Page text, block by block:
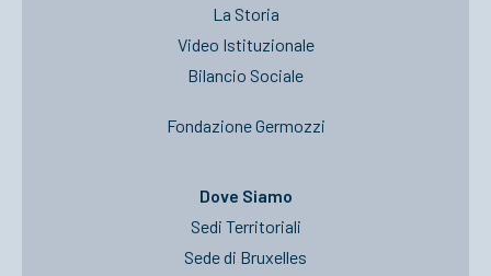
La Storia
Video Istituzionale
Bilancio Sociale
Fondazione Germozzi
Dove Siamo
Sedi Territoriali
Sede di Bruxelles